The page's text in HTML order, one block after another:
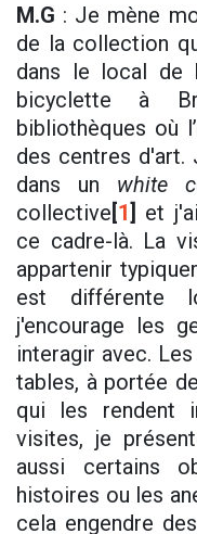
M.G : Je mène
de la collection
dans le local de
bicyclette à
bibliothèques où
des centres d'art.
dans un white
collective[1] et
ce cadre-là. La
appartenir
est différente
j'encourage les
interagir avec.
tables, à portée
qui les rendent
visites, je
aussi certains
histoires ou les
cela engendre